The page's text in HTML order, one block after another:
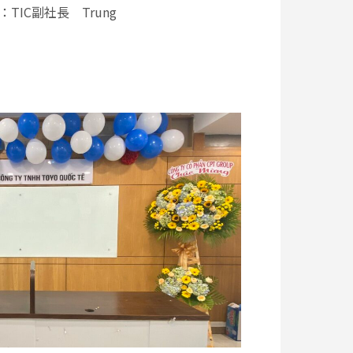
TIC副社長 Trung